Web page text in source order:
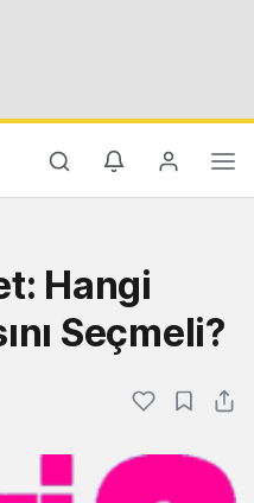
Hangi
Seçmeli?